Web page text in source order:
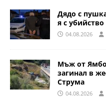
Дядо с
я с убийство
04.08.2026
Мъж от
загинал в
Струма
04.08.2026